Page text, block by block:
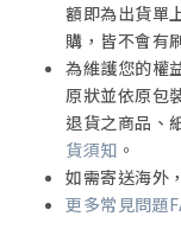
額即為出貨單
購，皆不會有
為維護您的權
原狀並依原包
退貨之商品、
貨須知 。
如需寄送海外
更多常見問題